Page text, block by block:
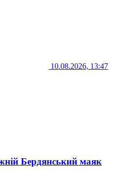
10.08.2026, 13:47
Бердянський маяк